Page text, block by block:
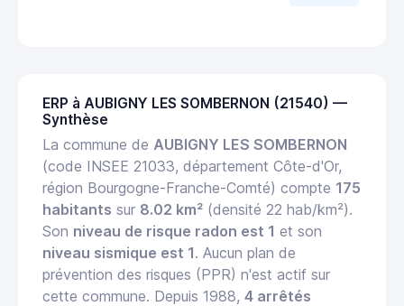
ERP à AUBIGNY LES SOMBERNON (21540) —
Synthèse
La commune de AUBIGNY LES SOMBERNON
(code INSEE 21033, département Côte-d'Or,
région Bourgogne-Franche-Comté) compte 175
habitants sur 8.02 km² (densité 22 hab/km²).
Son niveau de risque radon est 1 et son
niveau sismique est 1. Aucun plan de
prévention des risques (PPR) n'est actif sur
cette commune. Depuis 1988, 4 arrêtés